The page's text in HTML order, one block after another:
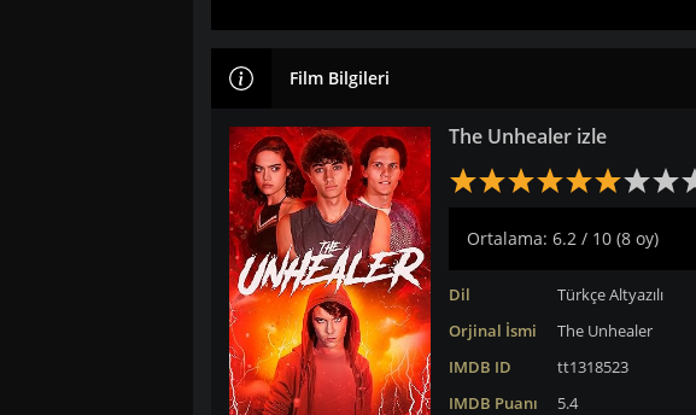
Film Bilgileri
The Unhealer izle
Ortalama: 6.2 / 10 (8 oy)
Dil
Türkçe Altyazılı
Orjinal İsmi
The Unhealer
IMDB ID
tt1318523
IMDB Puanı
5.4